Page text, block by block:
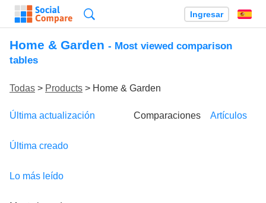
Ingresar
Home & Garden - Most viewed comparison
tables
Todas > Products > Home & Garden
Última actualización
Última creado
Lo más leído
Comparaciones Artículos